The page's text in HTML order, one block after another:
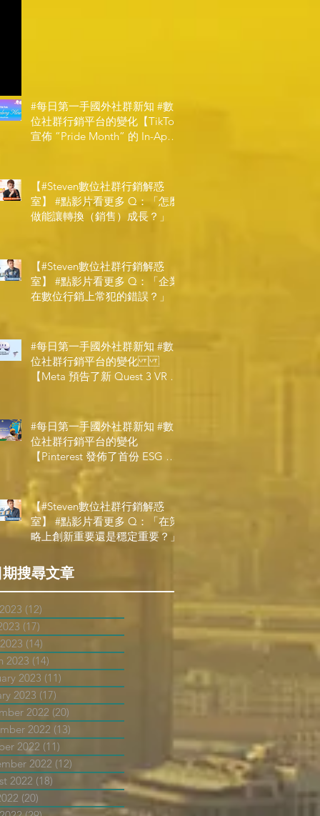
#每日第一手國外社群新知 #數
位社群行銷平台的變化【TikTok
宣佈 ”Pride Month” 的 In-App
【#Steven數位社群行銷解惑
室】 #點影片看更多​ Q：「怎麼
做能讓轉換（銷售）成長？」
【#Steven數位社群行銷解惑
室】 #點影片看更多​ Q：「企業
在數位行銷上常犯的錯誤？」
#每日第一手國外社群新知 #數
位社群行銷平台的變化
【Meta 預告了新 Quest 3 VR 耳
#每日第一手國外社群新知 #數
位社群行銷平台的變化
【Pinterest 發佈了首份 ESG 報
【#Steven數位社群行銷解惑
室】 #點影片看更多​ Q：「在策
略上創新重要還是穩定重要？」
搜尋文章
(12)
(17)
(14)
2023 (14)
2023 (11)
2023 (17)
2022 (20)
2022 (13)
2022 (11)
2022 (12)
2022 (18)
(20)